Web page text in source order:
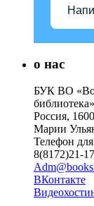
о нас
БУК ВО
библиотека»
Россия,
Марии
Телефон
8(8172)21-
ВКонтакте